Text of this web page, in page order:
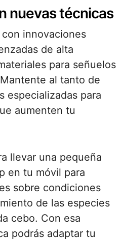
nuevas técnicas
innovaciones
de alta
para señuelos
al tanto de
especializadas para
aumenten tu
llevar una pequeña
en tu móvil para
sobre condiciones
de las especies
cebo. Con esa
podrás adaptar tu